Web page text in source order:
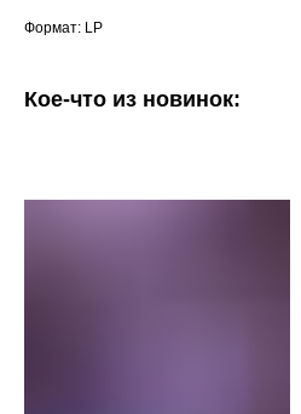
Формат: LP
Кое-что из новинок: